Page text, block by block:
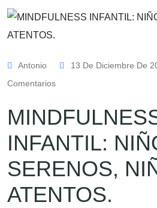
Antonio 13 De Diciembre De
Comentarios
INFANTIL:
SERENOS,
ATENTOS.